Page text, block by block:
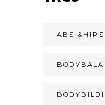
ABS &HIPS